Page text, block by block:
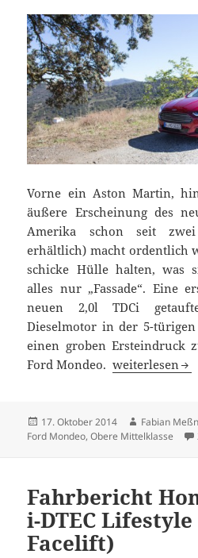
Vorne ein Aston Martin,
äußere Erscheinung des
Amerika schon seit
erhältlich) macht ordentlich
schicke Hülle halten, was
alles nur „Fassade“. Eine
neuen 2,0l TDCi
Dieselmotor in der 5-
einen groben Ersteindruck
Ford Mondeo.Testfahrt im
weiterlesen
Veröffentlicht
am
17. Oktober 2014 Autor
Fabian
Ford Mondeo,Obere Mittelklasse
Fahrbericht
i-DTEC Lifestyle
Facelift)